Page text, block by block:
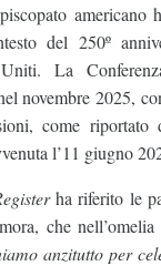
americano
del 250º
La
novembre 2025,
come riportato
l’11 giugno
ha riferito le
che nell’omelia
anzitutto per